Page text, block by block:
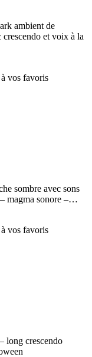
ambient de
et voix à la
sombre avec sons
magma sonore –…
long crescendo